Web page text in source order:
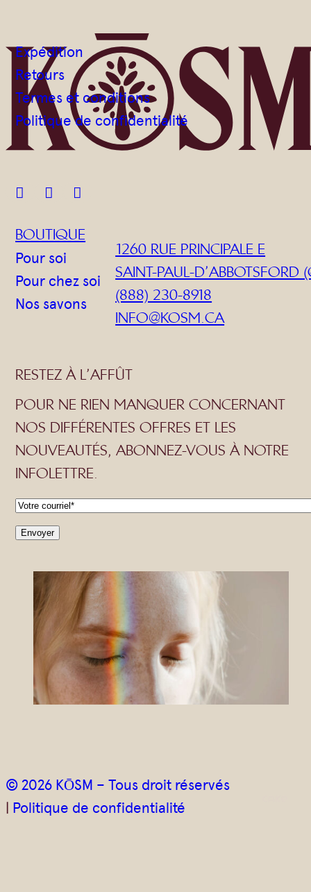
Expédition
Retours
Termes et conditions
Politique de confidentialité
  
BOUTIQUE
Pour soi
Pour chez soi
Nos savons
1260 RUE PRINCIPALE E
SAINT-PAUL-D’ABBOTSFORD
(888) 230-8918
INFO@KOSM.CA
RESTEZ À L’AFFÛT
POUR NE RIEN MANQUER CONCERNANT
NOS DIFFÉRENTES OFFRES ET LES
NOUVEAUTÉS, ABONNEZ-VOUS À NOTRE
INFOLETTRE.
C
oEnvoyer
© 2026 KŌSM – Tous droit réservés
| Politique de confidentialité